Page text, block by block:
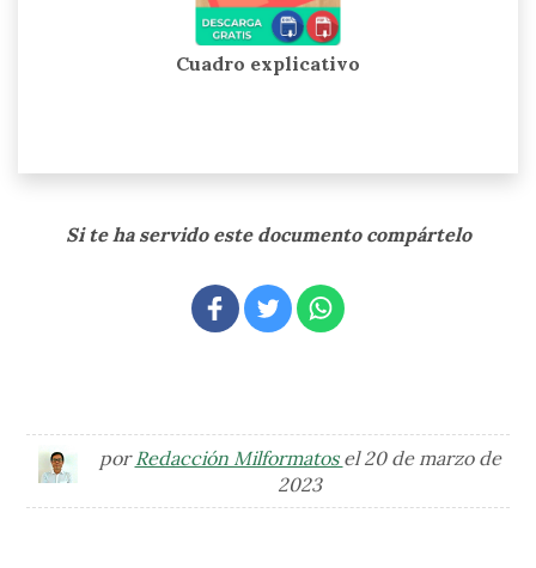
Cuadro explicativo
Si te ha servido este documento compártelo
por Redacción Milformatos el 20 de marzo de
2023